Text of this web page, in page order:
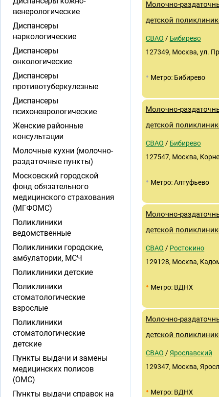
Молочно-
детской
СВАО / Бибирево
127349, Москва, ул.
• Метро: Бибирево
Молочно-
детской
СВАО / Бибирево
127547, Москва,
• Метро: Алтуфьево
Молочно-
детской
СВАО / Ростокино
129128, Москва,
• Метро: ВДНХ
Молочно-
детской
СВАО / Ярославский
129347, Москва,
• Метро: ВДНХ
венерологические
Диспансеры
наркологические
Диспансеры
онкологические
Диспансеры
противотуберкулезные
Диспансеры
психоневрологические
Женские районные
консультации
Молочные кухни (молочно-
раздаточные пункты)
Московский городской
фонд обязательного
медицинского страхования
(МГФОМС)
Поликлиники
ведомственные
Поликлиники городские,
амбулатории, МСЧ
Поликлиники детские
Поликлиники
стоматологические
взрослые
Поликлиники
стоматологические
детские
Пункты выдачи и замены
медицинских полисов
(ОМС)
Пункты выдачи справок на